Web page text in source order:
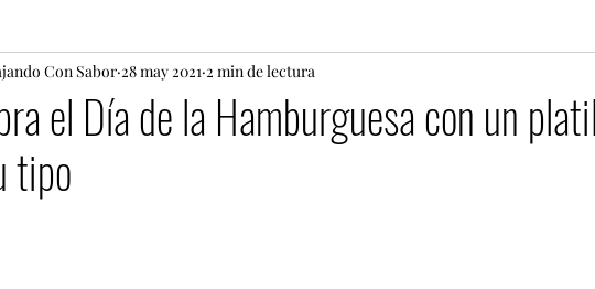
el Día de la Hamburguesa con un
tipo
Con Sabor 28 may 2021 2 min de lectura